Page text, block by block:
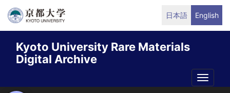
Skip
content
日本語 English
Kyoto University Rare Materials
Digital Archive
Toggle